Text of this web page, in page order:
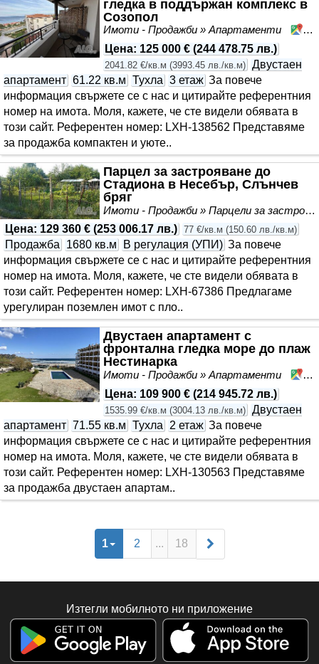
гледка в поддържан комплекс в
Созопол
Имоти - Продажби » Апартаменти
Цена: 125 000 € (244 478.75 лв.)
2041.82 €/кв.м (3993.45 лв./кв.м) Двустаен
апартамент 61.22 кв.м Тухла 3 етаж За повече
информация свържете се с нас и цитирайте референтния
номер на имота. Моля, кажете, че сте видeли обявата в
този сайт. Референтен номер: LXH-138562 Представяме
за продажба компактен и уюте..
Парцел за застрояване до
Стадиона в Несебър, Слънчев
бряг
Имоти - Продажби » Парцели за застрояване, Инвестиционни проекти
Цена: 129 360 € (253 006.17 лв.) 77 €/кв.м (150.60 лв./кв.м)
Продажба 1680 кв.м В регулация (УПИ) За повече
информация свържете се с нас и цитирайте референтния
номер на имота. Моля, кажете, че сте видeли обявата в
този сайт. Референтен номер: LXH-67386 Предлагаме
урегулиран поземлен имот с пло..
Двустаен апартамент с
фронтална гледка море до плаж
Нестинарка
Имоти - Продажби » Апартаменти
Цена: 109 900 € (214 945.72 лв.)
1535.99 €/кв.м (3004.13 лв./кв.м) Двустаен
апартамент 71.55 кв.м Тухла 2 етаж За повече
информация свържете се с нас и цитирайте референтния
номер на имота. Моля, кажете, че сте видeли обявата в
този сайт. Референтен номер: LXH-130563 Представяме
за продажба двустаен апартам..
1 2 ... 18
Изтегли мобилното ни приложение